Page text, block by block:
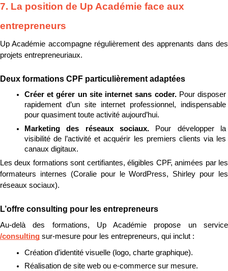
7. La position de Up Académie face aux
entrepreneurs
Up Académie accompagne régulièrement des apprenants dans des
projets entrepreneuriaux.
Deux formations CPF particulièrement adaptées
Créer et gérer un site internet sans coder. Pour disposer
rapidement d’un site internet professionnel, indispensable
pour quasiment toute activité aujourd’hui.
Marketing des réseaux sociaux.
Pour développer la
visibilité de l’activité et acquérir les premiers clients via les
canaux digitaux.
Les deux formations sont certifiantes, éligibles CPF, animées par les
formateurs internes (Coralie pour le WordPress, Shirley pour les
réseaux sociaux).
L’offre consulting pour les entrepreneurs
/consulting sur-mesure pour les entrepreneurs, qui inclut :
Création d’identité visuelle (logo, charte graphique).
Réalisation de site web ou e-commerce sur mesure.